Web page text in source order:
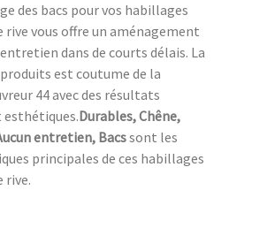
des bacs pour vos habillages
rive vous offre un aménagement
dans de courts délais. La
est coutume de la
44 avec des résultats
Durables, Chêne,
entretien, Bacssont les
principales de ces habillages
rive.